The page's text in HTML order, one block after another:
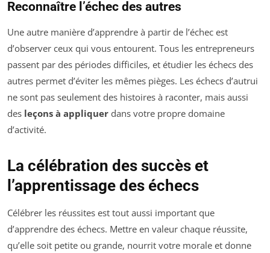
Reconnaître l’échec des autres
Une autre manière d’apprendre à partir de l’échec est
d’observer ceux qui vous entourent. Tous les entrepreneurs
passent par des périodes difficiles, et étudier les échecs des
autres permet d’éviter les mêmes pièges. Les échecs d’autrui
ne sont pas seulement des histoires à raconter, mais aussi
des leçons à appliquer dans votre propre domaine
d’activité.
La célébration des succès et
l’apprentissage des échecs
Célébrer les réussites est tout aussi important que
d’apprendre des échecs. Mettre en valeur chaque réussite,
qu’elle soit petite ou grande, nourrit votre morale et donne